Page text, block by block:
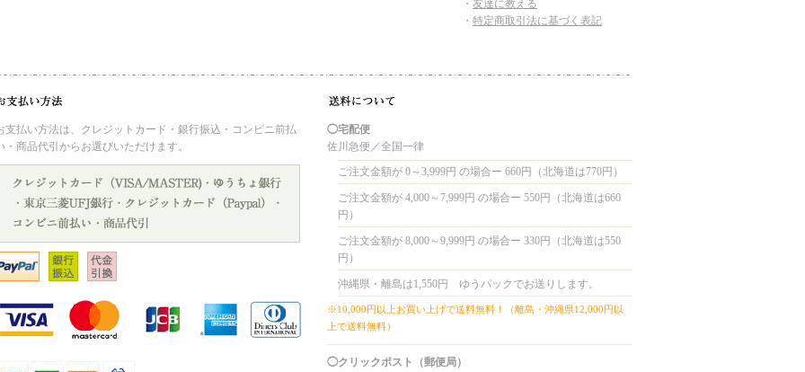
・ 友達に教える
・ 特定商取引法に基づく表記
支払い方法は、クレジットカード・銀行振込・コンビニ前払
・商品代引からお選びいただけます。
◯宅配便
佐川急便／全国一律
ご注文金額が 0～3,999円 の場合ー 660円（北海道は770円）
ご注文金額が 4,000～7,999円 の場合ー 550円（北海道は660
円）
ご注文金額が 8,000～9,999円 の場合ー 330円（北海道は550
円）
沖縄県・離島は1,550円 ゆうパックでお送りします。
※10,000円以上お買い上げで送料無料！（離島・沖縄県12,000円以
上で送料無料）
◯クリックポスト（郵便局）